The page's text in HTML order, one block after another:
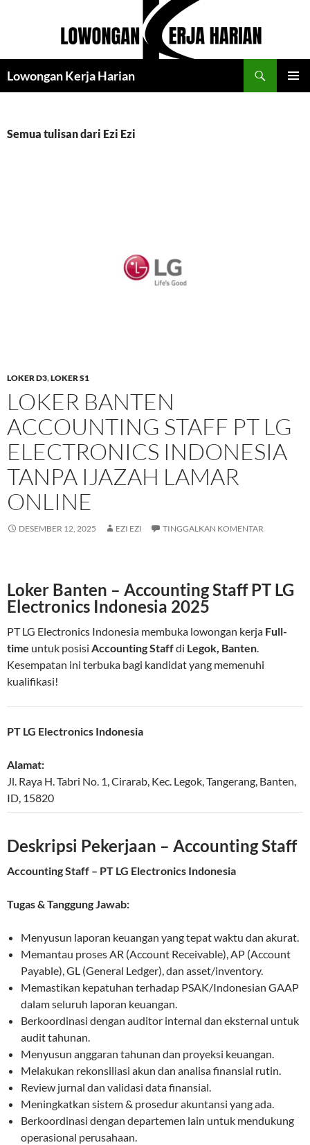
Lowongan Kerja Harian
Semua tulisan dari Ezi Ezi
LOKER D3,LOKER S1
LOKER BANTEN
ACCOUNTING STAFF PT LG
ELECTRONICS INDONESIA
TANPA IJAZAH LAMAR
ONLINE
DESEMBER 12, 2025 EZI EZI TINGGALKAN KOMENTAR
Loker Banten – Accounting Staff PT LG
Electronics Indonesia 2025
PT LG Electronics Indonesia membuka lowongan kerja Full-
time untuk posisi Accounting Staffdi Legok, Banten.
Kesempatan ini terbuka bagi kandidat yang memenuhi
kualifikasi!
PT LG Electronics Indonesia
Alamat:
Jl. Raya H. Tabri No. 1, Cirarab, Kec. Legok,Tangerang, Banten,
ID, 15820
Deskripsi Pekerjaan – Accounting Staff
Accounting Staff – PT LG Electronics Indonesia
Tugas & Tanggung Jawab:
Menyusun laporan keuangan yang tepat waktu dan akurat.
Memantau proses AR (Account Receivable), AP (Account
Payable), GL (General Ledger), dan asset/inventory.
Memastikan kepatuhan terhadap PSAK/Indonesian GAAP
dalam seluruh laporan keuangan.
Berkoordinasi dengan auditor internal dan eksternal untuk
audit tahunan.
Menyusun anggaran tahunan dan proyeksi keuangan.
Melakukan rekonsiliasi akun dan analisa finansial rutin.
Review jurnal dan validasi data finansial.
Meningkatkan sistem & prosedur akuntansi yang ada.
Berkoordinasi dengan departemen lain untuk mendukung
operasional perusahaan.